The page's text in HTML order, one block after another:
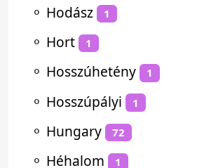
⚬ Hodász 1
⚬ Hort 1
⚬ Hosszúhetény 1
⚬ Hosszúpályi 1
⚬ Hungary 72
⚬ Héhalom 1